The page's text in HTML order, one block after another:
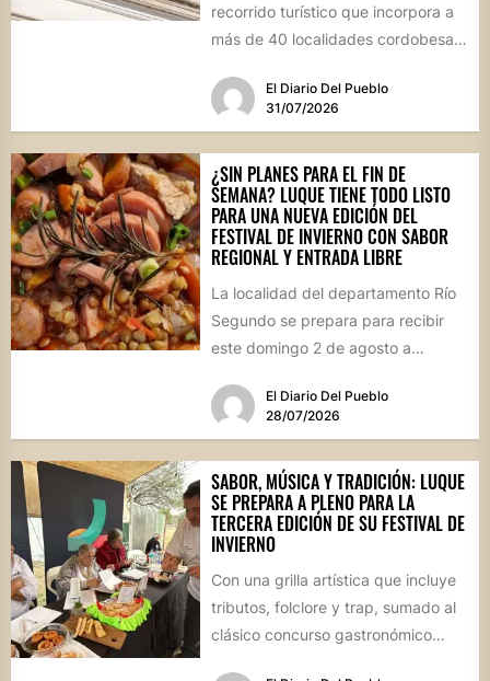
recorrido turístico que incorpora a
más de 40 localidades cordobesas
patrimonial....El Diario Del Pueblo
31/07/2026
¿SIN PLANES PARA EL FIN DE
SEMANA? LUQUE TIENE TODO LISTO
PARA UNA NUEVA EDICIÓN DEL
FESTIVAL DE INVIERNO CON SABOR
REGIONAL Y ENTRADA LIBRE
La localidad del departamento Río
Segundo se prepara para recibir
este domingo 2 de agosto a
El Diario Del Pueblo
28/07/2026
SABOR, MÚSICA Y TRADICIÓN: LUQUE
SE PREPARA A PLENO PARA LA
TERCERA EDICIÓN DE SU FESTIVAL DE
INVIERNO
Con una grilla artística que incluye
tributos, folclore y trap, sumado al
clásico concurso gastronómico